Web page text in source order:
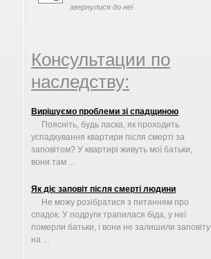
звернулися до неї
Консультации по
наследству:
Вирішуємо проблеми зі спадщиною
Поясніть, будь ласка, як проходить
успадкування квартири після смерті за
заповітом? У квартирі живуть мої батьки,
вони там ...
Як діє заповіт після смерті людини
Не можу розібратися з питанням про
спадок. У подруги трапилася біда, у неї
померли батьки, і вони не залишили заповіту
на ...